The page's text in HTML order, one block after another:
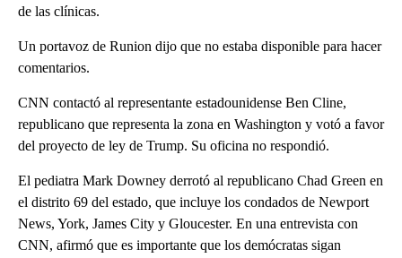
de las clínicas.
Un portavoz de Runion dijo que no estaba disponible para hacer
comentarios.
CNN contactó al representante estadounidense Ben Cline,
republicano que representa la zona en Washington y votó a favor
del proyecto de ley de Trump. Su oficina no respondió.
El pediatra Mark Downey derrotó al republicano Chad Green en
el distrito 69 del estado, que incluye los condados de Newport
News, York, James City y Gloucester. En una entrevista con
CNN, afirmó que es importante que los demócratas sigan